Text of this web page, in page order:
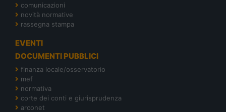
comunicazioni
novità normative
rassegna stampa
EVENTI
DOCUMENTI PUBBLICI
finanza locale/osservatorio
mef
normativa
corte dei conti e giurisprudenza
arconet